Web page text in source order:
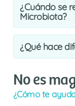
¿Cuándo se
Microbiota?
¿Qué hace
No es
¿Cómo te